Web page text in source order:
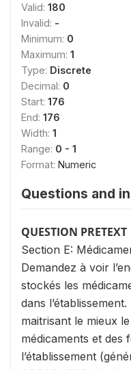
Valid: 180
Invalid: -
Minimum: 0
Maximum: 1
Type: Discrete
Decimal: 0
Start: 176
End: 176
Width: 1
Range: 0 - 1
Format: Numeric
Questions and
QUESTION PRETEXT
Section E:
Demandez à voir
stockés les
dans
maitrisant le mieux
médicaments et des
l’établissement